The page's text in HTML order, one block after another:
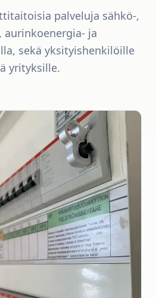
palveluja sähkö-,
aurinkoenergia- ja
sekä yksityishenkilöille
yrityksille.